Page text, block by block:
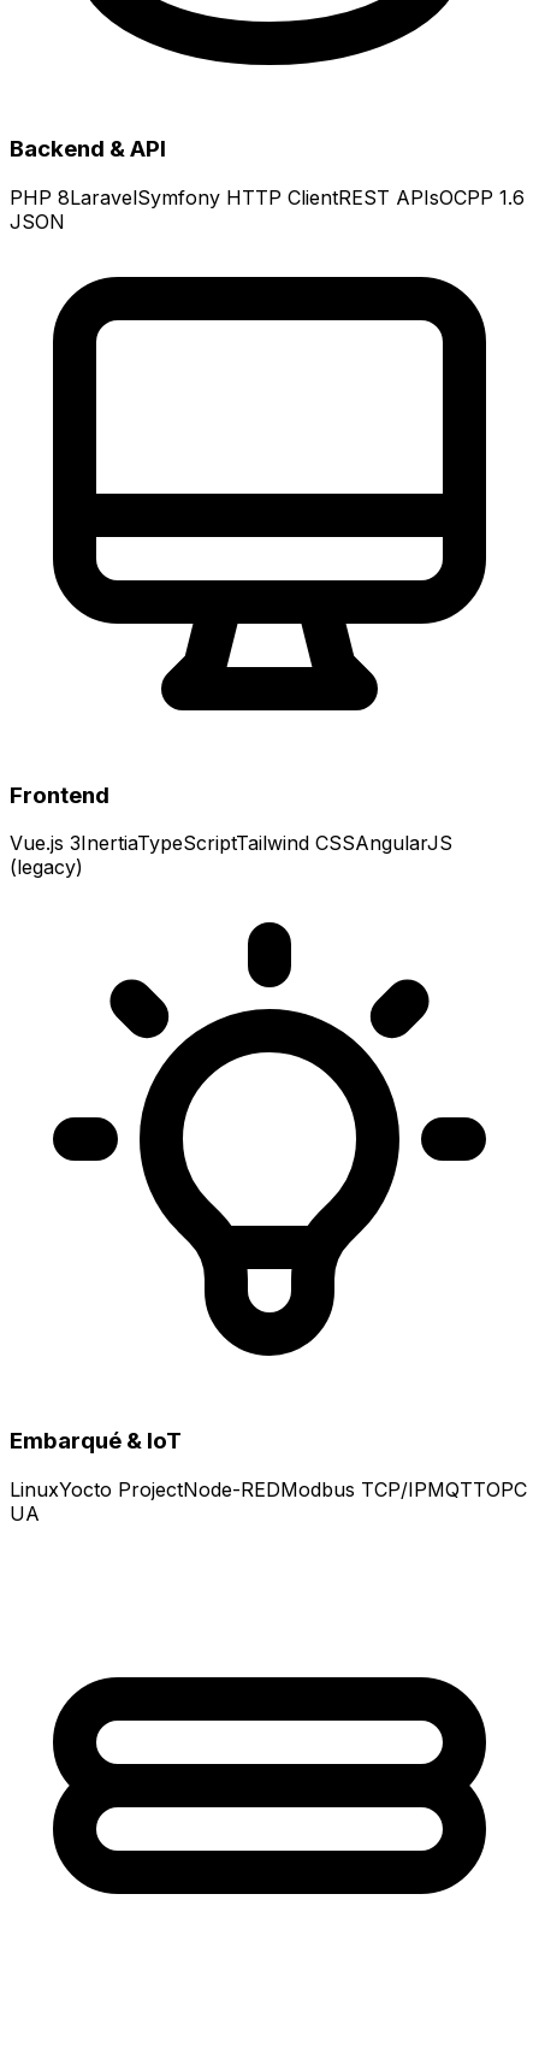
Backend & API
PHP 8LaravelSymfony HTTP ClientREST APIsOCPP 1.6
JSON
Frontend
Vue.js 3InertiaTypeScriptTailwind CSSAngularJS
(legacy)
Embarqué & IoT
LinuxYocto ProjectNode-REDModbus TCP/IPMQTTOPC
UA